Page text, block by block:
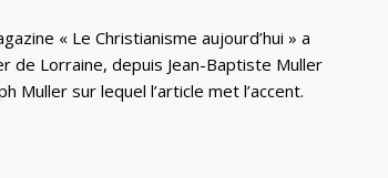
« Le Christianisme aujourd’hui » a
de Lorraine, depuis Jean-Baptiste Muller
Muller sur lequel l’article met l’accent.